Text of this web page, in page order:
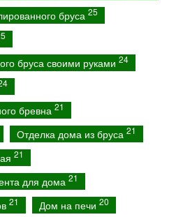
бруса 25
бруса своими руками 24
бревна 21
Отделка дома из бруса 21
21
для дома 21
21 Дом на печи 20